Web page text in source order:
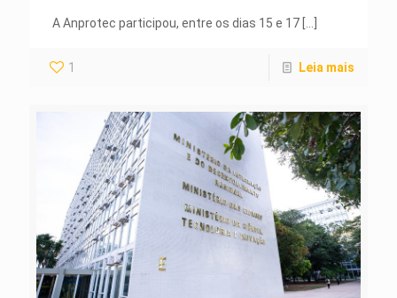
A Anprotec participou, entre os dias 15 e 17
1 Leia mais